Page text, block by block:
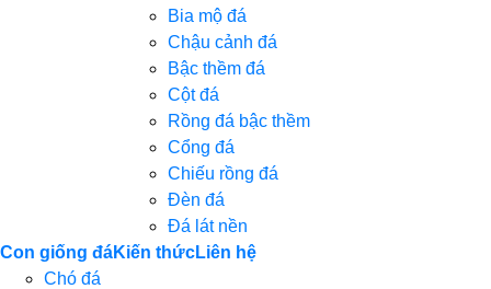
Bia mộ đá
Chậu cảnh đá
Bậc thềm đá
Cột đá
Rồng đá bậc thềm
Cổng đá
Chiếu rồng đá
Đèn đá
Đá lát nền
Con giống đá
Chó đá
Kiến thứcLiên hệ